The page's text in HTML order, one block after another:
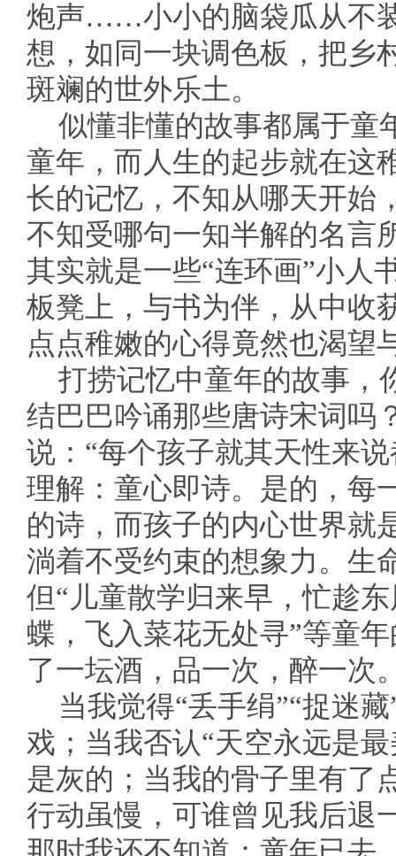
炮声……小小的脑袋瓜从不
想，如同一块调色板，把乡
斑斓的世外乐土。
似懂非懂的故事都属于童
童年，而人生的起步就在这
长的记忆，不知从哪天开始
不知受哪句一知半解的名言
其实就是一些“连环画”小人
板凳上，与书为伴，从中收
点点稚嫩的心得竟然也渴望
打捞记忆中童年的故事，
结巴巴吟诵那些唐诗宋词吗
说：“每个孩子就其天性来
理解：童心即诗。是的，每
的诗，而孩子的内心世界就
淌着不受约束的想象力。生
但“儿童散学归来早，忙趁
蝶，飞入菜花无处寻”等童
了一坛酒，品一次，醉一次
当我觉得“丢手绢”“捉迷
戏；当我否认“天空永远是
是灰的；当我的骨子里有了
行动虽慢，可谁曾见我后退